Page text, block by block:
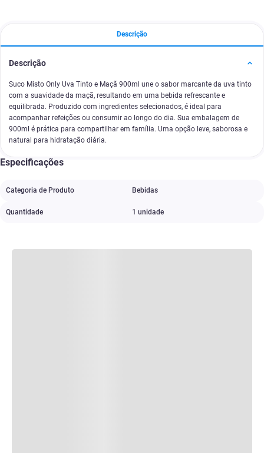
Descrição
Descrição
Suco Misto Only Uva Tinto e Maçã 900ml une o sabor marcante da uva tinto
com a suavidade da maçã, resultando em uma bebida refrescante e
equilibrada. Produzido com ingredientes selecionados, é ideal para
acompanhar refeições ou consumir ao longo do dia. Sua embalagem de
900ml é prática para compartilhar em família. Uma opção leve, saborosa e
natural para hidratação diária.
Especificações
Categoria de Produto Bebidas
Quantidade 1 unidade